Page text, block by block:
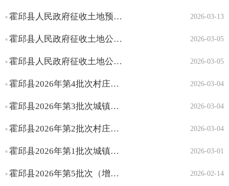
节能审查
址意见书
建设项目环境影响评价
建设用地（含临时用地
建设工程规划许可证核
发
发
发
2026-03-13
霍邱县人民政府征收土地预公告（霍征预告〔2026〕1号）
2026-03-05
霍邱县人民政府征收土地公告（霍征地告〔2026〕5号）
2026-03-05
霍邱县人民政府征收土地公告（霍征地告〔2026〕4号）
2026-03-04
霍邱县2026年第4批次村庄建设用地（农转用方案）
2026-03-04
霍邱县2026年第3批次城镇建设用地（农转用方案）
2026-03-04
霍邱县2026年第2批次村庄建设用地（农转用方案）
2026-03-01
霍邱县2026年第1批次城镇建设用地（农转用方案）
2026-02-14
霍邱县2026年第5批次（增减挂钩）村庄建设用地（农转用方案）